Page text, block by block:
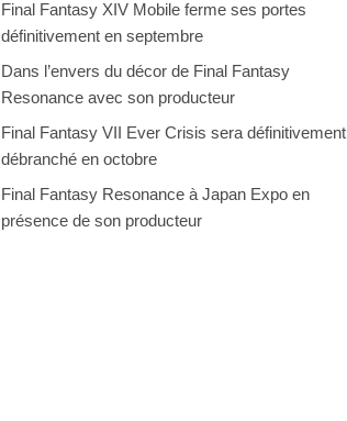
Final Fantasy XIV Mobile ferme ses portes
définitivement en septembre
Dans l’envers du décor de Final Fantasy
Resonance avec son producteur
Final Fantasy VII Ever Crisis sera définitivement
débranché en octobre
Final Fantasy Resonance à Japan Expo en
présence de son producteur